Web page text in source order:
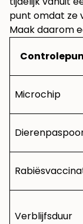
punt omdat ze
Maak daarom
Microchip
Verblijfsduur